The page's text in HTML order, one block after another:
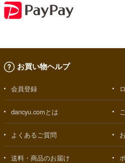
お買い物ヘルプ
会員登録
dancyu.comとは
よくあるご質問
送料・商品のお届け